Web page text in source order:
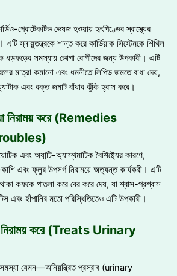
প্রোটেকটিভ ভেষজ হওয়ায় হৃৎপিণ্ডের স্বাস্থ্যের
স্নায়ুতন্ত্রকে শান্ত করে কার্ডিয়াক সিস্টেমকে শিথিল
ধড়ফড়ের সমস্যায় ভোগা রোগীদের জন্য উপকারী। এটি
মাত্রা কমানো এবং ধমনীতে লিপিড জমতে বাধা দেয়,
এবং রক্ত ​​জমাট বাঁধার ঝুঁকি হ্রাস করে।
নিরাময় করে (Remedies
এবং অ্যান্টি-অ্যাস্থমাটিক বৈশিষ্ট্যের কারণে,
কাশি এবং ফ্লুর উপসর্গ নিরাময়ে অত্যন্ত কার্যকরী। এটি
কফকে পাতলা করে বের করে দেয়, যা শ্বাস-প্রশ্বাস
এবং হাঁপানির মতো পরিস্থিতিতেও এটি উপকারী।
নিরাময় করে (Treats Urinary
সমস্যা যেমন—অনিয়ন্ত্রিত প্রস্রাব (urinary